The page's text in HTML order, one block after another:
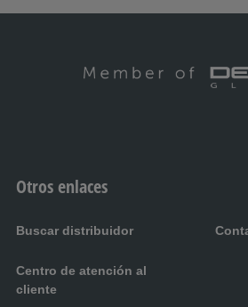
Accesorios para
Asientos de Aguti
Otros enlaces
Buscar distribuidor
Centro de atención al
cliente